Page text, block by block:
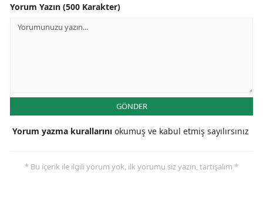
Yorum Yazın (500 Karakter)
GÖNDER
Yorum yazma kurallarını okumuş ve kabul etmiş sayılırsınız
* Bu içerik ile ilgili yorum yok, ilk yorumu siz yazın, tartışalım *